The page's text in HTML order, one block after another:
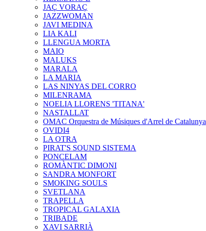
JAÇ VORAÇ
JAZZWOMAN
JAVI MEDINA
LIA KALI
LLENGUA MORTA
MAIO
MALUKS
MARALA
LA MARIA
LAS NINYAS DEL CORRO
MILENRAMA
NOELIA LLORENS 'TITANA'
NASTALLAT
OMAC Orquestra de Músiques d'Arrel de Catalunya
OVIDI4
LA OTRA
PIRAT'S SOUND SISTEMA
PONCELAM
ROMÀNTIC DIMONI
SANDRA MONFORT
SMOKING SOULS
SVETLANA
TRAPELLA
TROPICAL GALAXIA
TRIBADE
XAVI SARRIÀ